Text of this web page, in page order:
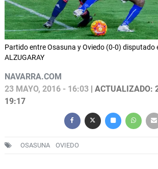
Partido entre Osasuna y Oviedo (0-0) disputado
ALZUGARAY
NAVARRA.COM
23 MAYO, 2016 - 16:03 | ACTUALIZADO:
19:17
OSASUNA OVIEDO